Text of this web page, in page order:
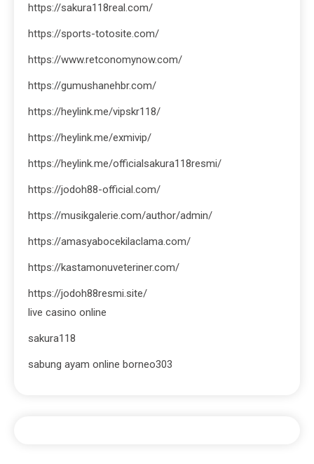
https://sakura118real.com/
https://sports-totosite.com/
https://www.retconomynow.com/
https://gumushanehbr.com/
https://heylink.me/vipskr118/
https://heylink.me/exmivip/
https://heylink.me/officialsakura118resmi/
https://jodoh88-official.com/
https://musikgalerie.com/author/admin/
https://amasyabocekilaclama.com/
https://kastamonuveteriner.com/
https://jodoh88resmi.site/
live casino online
sakura118
sabung ayam online borneo303